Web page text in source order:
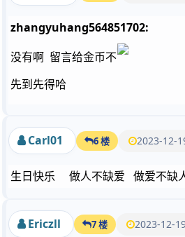
zhangyuhang564851702:
没有啊 留言给金币不
先到先得哈
Carl01 6 楼 2023-12-
生日快乐 做人不缺爱 做爱不缺
Ericzll 7 楼 2023-12-